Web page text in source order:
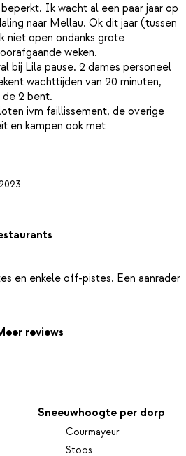
Ik wacht al een paar jaar op
naar Mellau. Ok dit jaar (tussen
niet open ondanks grote
weken.
bij Lila pause. 2 dames personeel
wachttijden van 20 minuten,
de 2 bent.
ivm faillissement, de overige
en kampen ook met
en enkele off-pistes. Een aanrader
reviews
Sneeuwhoogte per dorp
Courmayeur
Stoos